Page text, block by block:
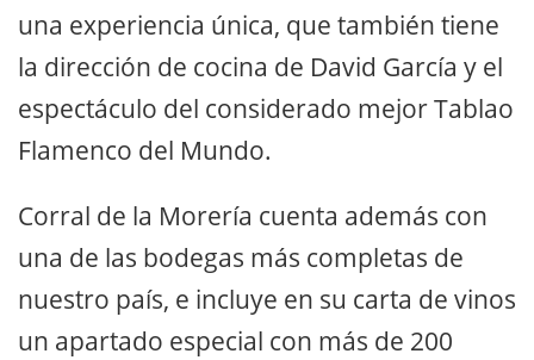
una experiencia única, que también tiene
la dirección de cocina de David García y el
espectáculo del considerado mejor Tablao
Flamenco del Mundo.
Corral de la Morería cuenta además con
una de las bodegas más completas de
nuestro país, e incluye en su carta de vinos
un apartado especial con más de 200